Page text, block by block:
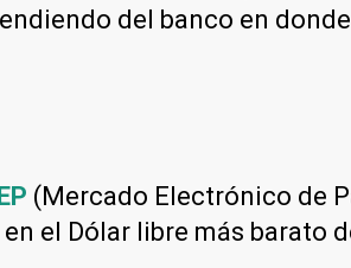
del banco en
(Mercado Electrónico de
el Dólar libre más barato